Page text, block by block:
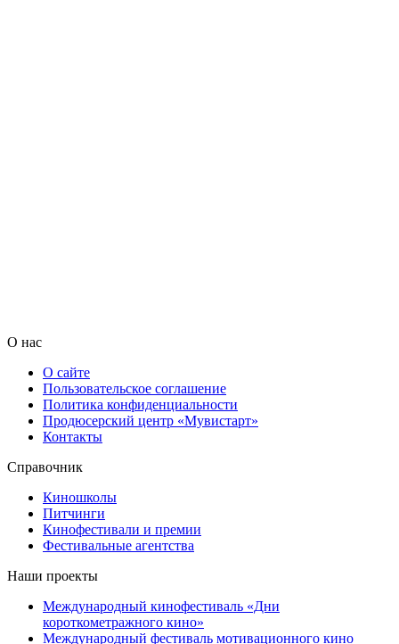
О нас
О сайте
Пользовательское соглашение
Политика конфиденциальности
Продюсерский центр «Мувистарт»
Контакты
Справочник
Киношколы
Питчинги
Кинофестивали и премии
Фестивальные агентства
Наши проекты
Международный кинофестиваль «Дни
короткометражного кино»
Международный фестиваль мотивационного кино